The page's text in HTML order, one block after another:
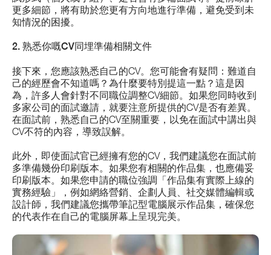
更多細節，將有助於您更有方向地進行準備，避免受到未
知情況的困擾。
2. 熟悉你嘅CV同埋準備相關文件
接下來，您應該熟悉自己的CV。您可能會有疑問：難道自
己的經歷會不知道嗎？為什麼要特別提這一點？這是因
為，許多人會針對不同職位調整CV細節。如果您同時收到
多家公司的面試邀請，就要注意所提供的CV是否有差異。
在面試前，熟悉自己的CV至關重要，以免在面試中講出與
CV不符的內容，導致誤解。
此外，即使面試官已經擁有您的CV，我們建議您在面試前
多準備幾份印刷版本。如果您有相關的作品集，也應備妥
印刷版本。如果您申請的職位強調「作品集有實際上線的
實務經驗」，例如網絡營銷、企劃人員、社交媒體編輯或
設計師，我們建議您攜帶筆記型電腦展示作品集，確保您
的代表作在自己的電腦屏幕上呈現完美。